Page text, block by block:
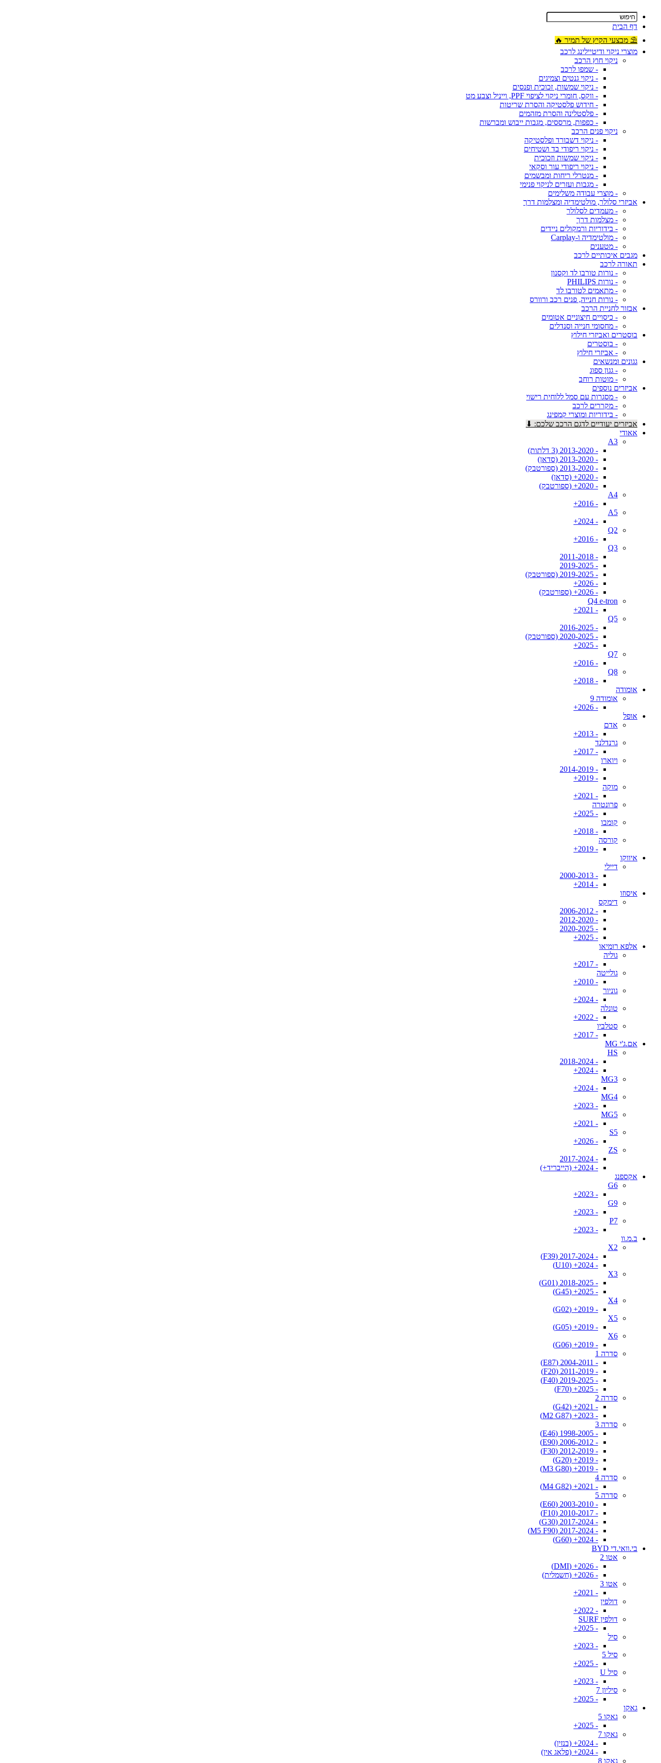
דף הבית
⛱ מבצעי הקיץ של תמיר 🔥
מוצרי ניקוי ודיטיילינג לרכב
ניקוי חוץ הרכב
- שמפו לרכב
- ניקוי גנטים וצמיגים
- ניקוי שמשות, זכוכית ופנסים
- ווקס, חומרי ניקוי לציפוי PPF, וייניל וצבע מט
- חידוש פלסטיקה והסרת שריטות
- פלסטלינה והסרת מזהמים
- כפפות, מרססים, מגבות ייבוש ומברשות
ניקוי פנים הרכב
- ניקוי דשבורד ופלסטיקה
- ניקוי ריפודי בד ושטיחים
- ניקוי שמשות וזכוכית
- ניקוי ריפודי עור וסקאי
- מנטרלי ריחות ומבשמים
- מגבות ועזרים לניקוי פנימי
- מוצרי עבודה משלימים
אביזרי סלולר, מולטימדיה ומצלמות דרך
- מעמדים לסלולר
- מצלמות דרך
- בידוריות ורמקולים ניידים
- מולטימדיה ו-Carplay
- מטענים
מגבים איכותיים לרכב
תאורה לרכב
- נורות טורבו לד וקסנון
- נורות PHILIPS
- מתאמים לטורבו לד
- נורות חנייה, פנים רכב ורוורס
אבזור לחניית הרכב
- כיסויים חיצוניים אטומים
- מחסומי חנייה וסנדלים
בוסטרים ואביזרי חילוץ
- בוסטרים
- אביזרי חילוץ
גגונים ומנשאים
- גגון ספוג
- מוטות רוחב
אביזרים נוספים
- מסגרות עם סמל ללוחית רישוי
- מקררים לרכב
- בידוריות ומוצרי קמפינג
אביזרים יעודיים לדגם הרכב שלכם: ⬇
אאודי
A3
- 2013-2020 (3 דלתות)
- 2013-2020 (סדאן)
- 2013-2020 (ספורטבק)
- 2020+ (סדאן)
- 2020+ (ספורטבק)
A4
- 2016+
A5
- 2024+
Q2
- 2016+
Q3
- 2011-2018
- 2019-2025
- 2019-2025 (ספורטבק)
- 2026+
- 2026+ (ספורטבק)
Q4 e-tron
- 2021+
Q5
- 2016-2025
- 2020-2025 (ספורטבק)
- 2025+
Q7
- 2016+
Q8
- 2018+
אומודה
אומודה 9
- 2026+
אופל
אדם
- 2013+
גרנדלנד
- 2017+
ויוארו
- 2014-2019
- 2019+
מוקה
- 2021+
פרונטרה
- 2025+
קומבו
- 2018+
קורסה
- 2019+
איווקו
דיילי
- 2000-2013
- 2014+
איסוזו
דימקס
- 2006-2012
- 2012-2020
- 2020-2025
- 2025+
אלפא רומיאו
גוליה
- 2017+
גולייטה
- 2010+
גוניור
- 2024+
טונלה
- 2022+
סטלביו
- 2017+
אם.ג'י MG
HS
- 2018-2024
- 2024+
MG3
- 2024+
MG4
- 2023+
MG5
- 2021+
S5
- 2026+
ZS
- 2017-2024
- 2024+ (הייבריד+)
אקספנג
G6
- 2023+
G9
- 2023+
P7
- 2023+
ב.מ.וו
X2
- 2017-2024 (F39)
- 2024+ (U10)
X3
- 2018-2025 (G01)
- 2025+ (G45)
X4
- 2019+ (G02)
X5
- 2019+ (G05)
X6
- 2019+ (G06)
סדרה 1
- 2004-2011 (E87)
- 2011-2019 (F20)
- 2019-2025 (F40)
- 2025+ (F70)
סדרה 2
- 2021+ (G42)
- 2023+ (M2 G87)
סדרה 3
- 1998-2005 (E46)
- 2006-2012 (E90)
- 2012-2019 (F30)
- 2019+ (G20)
- 2019+ (M3 G80)
סדרה 4
- 2021+ (M4 G82)
סדרה 5
- 2003-2010 (E60)
- 2010-2017 (F10)
- 2017-2024 (G30)
- 2017-2024 (M5 F90)
- 2024+ (G60)
בי.וואי.די BYD
אטו 2
- 2026+ (DMI)
- 2026+ (חשמלית)
אטו 3
- 2021+
דולפין
- 2022+
דולפין SURF
- 2025+
סיל
- 2023+
סיל 5
- 2025+
סיל U
- 2023+
סיליון 7
- 2025+
גאקו
גאקו 5
- 2025+
גאקו 7
- 2024+ (בנזין)
- 2024+ (פלאג אין)
גאקו 8